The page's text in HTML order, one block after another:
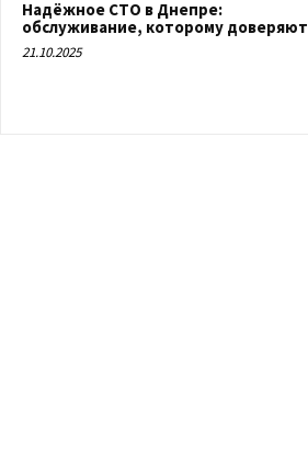
Надёжное СТО в Днепре:
обслуживание, которому доверяют
21.10.2025